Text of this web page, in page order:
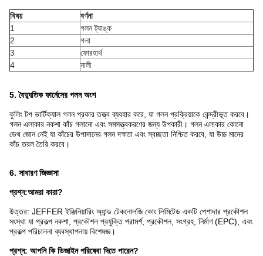
বিষয়
বর্ণনা
1
গলন ট্যাঙ্ক
2
গলা
3
ফোরহার্থ
4
নালী
5. বৈদ্যুতিক ফার্নেসের গলন অংশ
কুলিং টপ ভার্টিক্যাল গলন প্রকার তত্ত্ব ব্যবহার করে, যা গলন প্রক্রিয়াকে কেন্দ্রীভূত করবে।
গলন এলাকার নকশা কাঁচ গলানো এবং সমসত্ত্বকরণের জন্য উপকারী। গলন এলাকার কোনো
ডেথ জোন নেই যা কাঁচের উপাদানের গলন দক্ষতা এবং স্বচ্ছতা নিশ্চিত করবে, যা উচ্চ মানের
কাঁচ তরল তৈরি করবে।
6. সাধারণ জিজ্ঞাসা
প্রশ্ন:আমরা কারা?
উত্তর: JEFFER ইঞ্জিনিয়ারিং অ্যান্ড টেকনোলজি কোং লিমিটেড একটি পেশাদার প্রকৌশল
সংস্থা যা প্রকল্প নকশা, প্রকৌশল প্রযুক্তি পরামর্শ, প্রকৌশল, সংগ্রহ, নির্মাণ (EPC), এবং
প্রকল্প পরিচালনা ব্যবস্থাপনায় বিশেষজ্ঞ।
প্রশ্ন: আপনি কি ডিজাইন পরিষেবা দিতে পারেন?